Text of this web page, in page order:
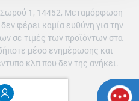
Σωρού 1, 14452, Μεταμόρφωση
φέρει καμία ευθύνη για την
σε τιμές των προϊόντων στα
μέσο ενημέρωσης και
κλπ που δεν της ανήκει.